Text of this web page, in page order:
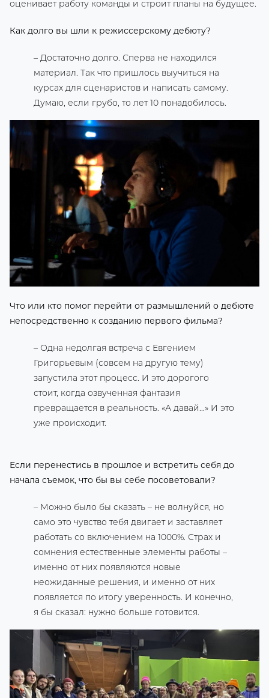
оценивает работу команды и строит планы на будущее.
Как долго вы шли к режиссерскому дебюту?
– Достаточно долго. Сперва не находился
материал. Так что пришлось выучиться на
курсах для сценаристов и написать самому.
Думаю, если грубо, то лет 10 понадобилось.
Что или кто помог перейти от размышлений о дебюте
непосредственно к созданию первого фильма?
– Одна недолгая встреча с Евгением
Григорьевым (совсем на другую тему)
запустила этот процесс. И это дорогого
стоит, когда озвученная фантазия
превращается в реальность. «А давай...» И это
уже происходит.
Если перенестись в прошлое и встретить себя до
начала съемок, что бы вы себе посоветовали?
– Можно было бы сказать – не волнуйся, но
само это чувство тебя двигает и заставляет
работать со включением на 1000%. Страх и
сомнения естественные элементы работы –
именно от них появляются новые
неожиданные решения, и именно от них
появляется по итогу уверенность. И конечно,
я бы сказал: нужно больше готовится.